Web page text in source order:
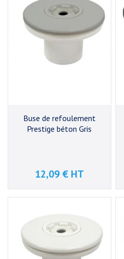
Buse de refoulement
Prestige béton Gris
Prix
12,09 € HT